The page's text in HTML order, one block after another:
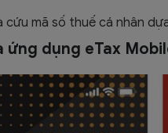
mã số thuế cá nhân
dụng eTax